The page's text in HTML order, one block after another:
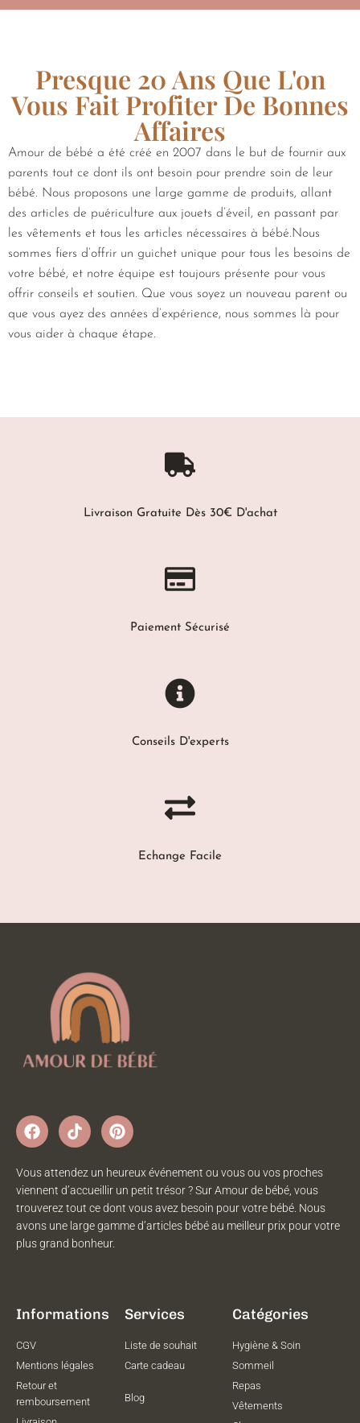
Presque 20 Ans Que L'on
Vous Fait Profiter De Bonnes
Affaires
Amour de bébé a été créé en 2007 dans le but de fournir aux
parents tout ce dont ils ont besoin pour prendre soin de leur
bébé. Nous proposons une large gamme de produits, allant
des articles de puériculture aux jouets d’éveil, en passant par
les vêtements et tous les articles nécessaires à bébé.Nous
sommes fiers d’offrir un guichet unique pour tous les besoins de
votre bébé, et notre équipe est toujours présente pour vous
offrir conseils et soutien. Que vous soyez un nouveau parent ou
que vous ayez des années d’expérience, nous sommes là pour
vous aider à chaque étape.
Livraison Gratuite Dès 30€ D'achat
Paiement Sécurisé
Conseils D'experts
Echange Facile
Vous attendez un heureux événement ou vous ou vos proches
viennent d’accueillir un petit trésor ? Sur Amour de bébé, vous
trouverez tout ce dont vous avez besoin pour votre bébé. Nous
avons une large gamme d’articles bébé au meilleur prix pour votre
plus grand bonheur.
Informations
CGV
Mentions légales
Retour et
remboursement
Services
Liste de souhait
Carte cadeau
Blog
Catégories
Hygiène & Soin
Sommeil
Repas
Vêtements